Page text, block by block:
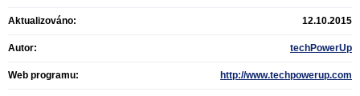
Aktualizováno: 12.10.2015
Autor: techPowerUp
Web programu: http://www.techpowerup.com